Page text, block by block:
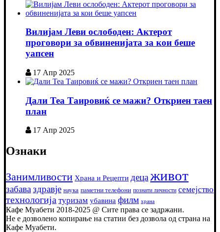
Вилијам Леви ослободен: Актерот
проговори за обвиненијата за кои беше
уапсен
17 Апр 2025
Дали Теа Таировиќ се мажи? Откриен таен
план
17 Апр 2025
Ознаки
Занимливости Храна и Рецепти децаживот
забаваздравје наука паметни телефони познати личности семејство
технологија туризам убавина филм храна
Кафе Муабети 2018-2025 @ Сите права се задржани.
Не е дозволено копирање на статии без дозвола од страна на
Кафе Муабети.